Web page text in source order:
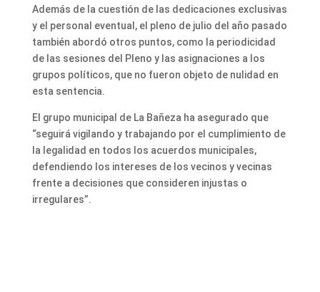
Además de la cuestión de las dedicaciones exclusivas
y el personal eventual, el pleno de julio del año pasado
también abordó otros puntos, como la periodicidad
de las sesiones del Pleno y las asignaciones a los
grupos políticos, que no fueron objeto de nulidad en
esta sentencia.
El grupo municipal de La Bañeza ha asegurado que
“seguirá vigilando y trabajando por el cumplimiento de
la legalidad en todos los acuerdos municipales,
defendiendo los intereses de los vecinos y vecinas
frente a decisiones que consideren injustas o
irregulares”.